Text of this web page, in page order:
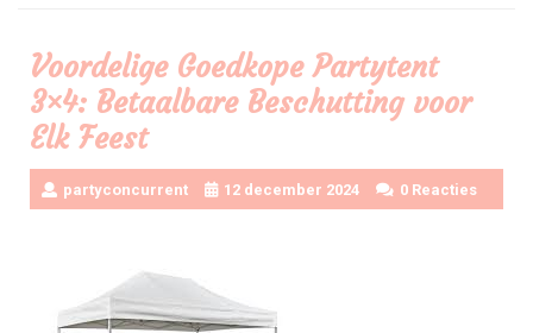
Voordelige Goedkope Partytent
3×4: Betaalbare Beschutting voor
Elk Feest
partyconcurrent 12 december 2024 0 Reacties